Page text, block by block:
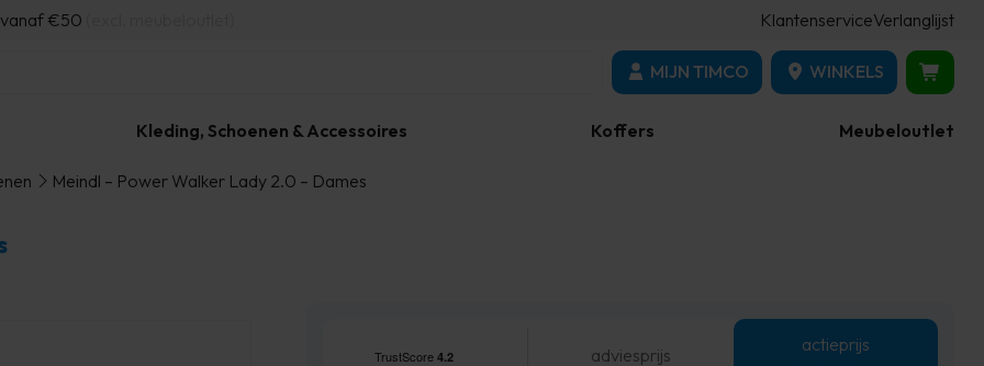
vanaf €50 KlantenserviceVerlanglijst
MIJN TIMCO WINKELS
Kleding, Schoenen & Accessoires Koffers Meubeloutlet
Meindl – Power Walker Lady 2.0 – Dames
adviesprijs actieprijs